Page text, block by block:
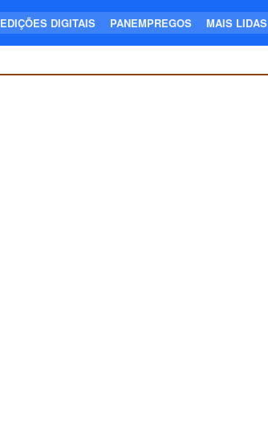
EDIÇÕES DIGITAIS PANEMPREGOS MAIS LIDAS